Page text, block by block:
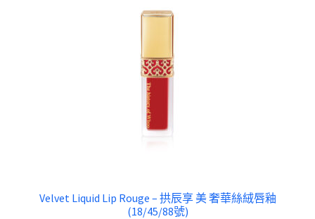
Velvet Liquid Lip Rouge – 拱辰享 美 奢華絲絨唇釉
(18/45/88號)